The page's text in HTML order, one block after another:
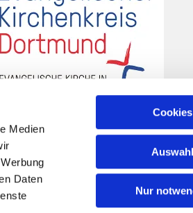
Medien
Daten
Nur